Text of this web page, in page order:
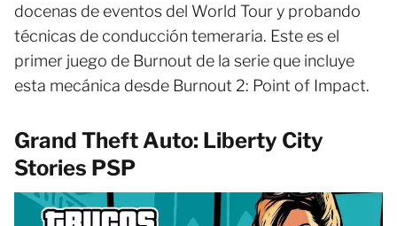
docenas de eventos del World Tour y probando
técnicas de conducción temeraria. Este es el
primer juego de Burnout de la serie que incluye
esta mecánica desde Burnout 2: Point of Impact.
Grand Theft Auto: Liberty City
Stories PSP